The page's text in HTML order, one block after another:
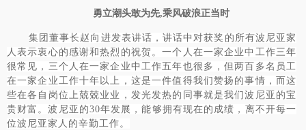
勇立潮头敢为先,乘风破浪正当时
集团董事长赵向进发表讲话，讲话中对获奖的所有波尼亚家
人表示衷心的感谢和热烈的祝贺。一个人在一家企业中工作三年
很常见，三个人在一家企业中工作五年也很多，但两百多名员工
在一家企业工作十年以上，这是一件值得我们赞扬的事情，而这
些在各自岗位上兢兢业业，发光发热的同事就是我们波尼亚的宝
贵财富。波尼亚的30年发展，能够拥有现在的成绩，离不开每一
位波尼亚家人的辛勤工作。